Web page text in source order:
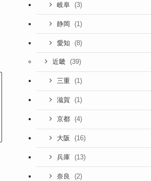
岐阜 (3)
静岡 (1)
愛知 (8)
近畿 (39)
三重 (1)
滋賀 (1)
京都 (4)
大阪 (16)
兵庫 (13)
奈良 (2)